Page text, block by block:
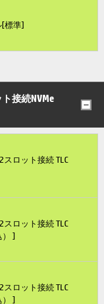
[標準]
接続NVMe
スロット接続 TLC
スロット接続 TLC
） ]
スロット接続 TLC
） ]